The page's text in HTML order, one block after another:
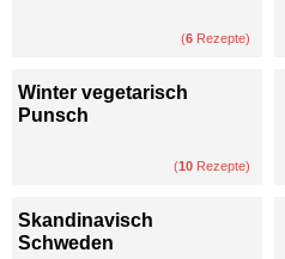
(6 Rezepte)
Winter vegetarisch
Punsch
(10 Rezepte)
Skandinavisch
Schweden